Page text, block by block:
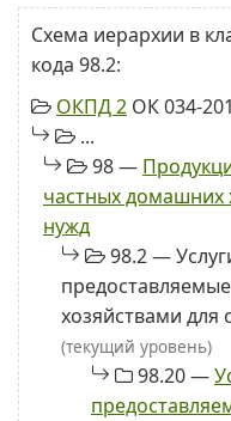
Схема иерархии в
кода 98.2:
ОКПД 2 ОК 034-
...
98 —
частных домашних
нужд
98.2 —
хозяйствами для
(текущий уровень)
98.20 —